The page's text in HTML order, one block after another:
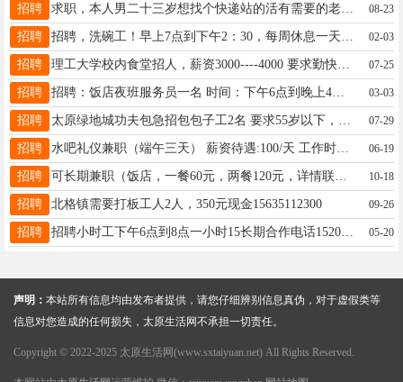
招聘 求职，本人男二十三岁想找个快递站的活有需要的老板请于我联系15513635106谢谢 08-23
招聘 02-03
招聘 理工大学校内食堂招人，薪资3000----4000 要求勤快讲卫生，有健康证。健康证可报销。13834678213李 07-25
招聘 招聘：饭店夜班服务员一名 时间：下午6点到晚上4点 要求：手脚麻利，会简单切剁，有一定文化程度，主做外卖，打包外卖 工资：3500➕300，月休两天，每月15号发工资 地点：小店区产业路时代广场科宇信息产业大厦 电话：15835669792（微信同号） 03-03
招聘 07-29
招聘 水吧礼仪兼职（端午三天） 薪资待遇:100/天 工作时间:端午三天，完结，实际工作5小时 工作内容:水吧端茶送水收拾桌子 岗位要求: 女孩身高167cm以上身材匀称，形象气质佳。18-30岁，报名先发照片。 【着装要求】肉皮丝袜，黑色尖头细跟高跟鞋，盘发，不要刘海。 工作地点:太原小店区南站附近 联系电话:18835160983 06-19
招聘 10-18
招聘 北格镇需要打板工人2人，350元现金15635112300 09-26
招聘 招聘小时工下午6点到8点一小时15长期合作电话15203410450地址晋阳街 05-20
声明： 本站所有信息均由发布者提供，请您仔细辨别信息真伪，对于虚假类等
信息对您造成的任何损失，太原生活网不承担一切责任。
Copyright © 2022-2025 太原生活网(www.sxtaiyuan.net) All Rights Reserved.